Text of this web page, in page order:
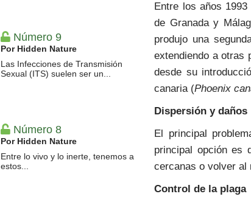
Número 9
Por Hidden Nature
Las Infecciones de Transmisión
Sexual (ITS) suelen ser un...
Número 8
Por Hidden Nature
Entre lo vivo y lo inerte, tenemos a
estos...
Entre los años
de Granada y
produjo una
extendiendo a otras
desde su
canaria (Phoenix
Dispersión y daños
El principal
principal opción es
cercanas o volver al
Control de la plaga